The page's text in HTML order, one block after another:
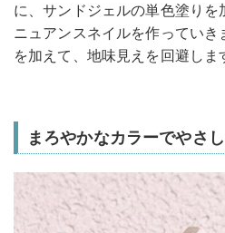
に、サンドジェルの単色塗り
ニュアンスネイルを作ってい
を加えて、地味見えを回避し
まろやかなカラーでやさ